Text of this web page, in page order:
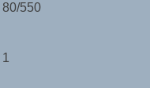
80/550
1